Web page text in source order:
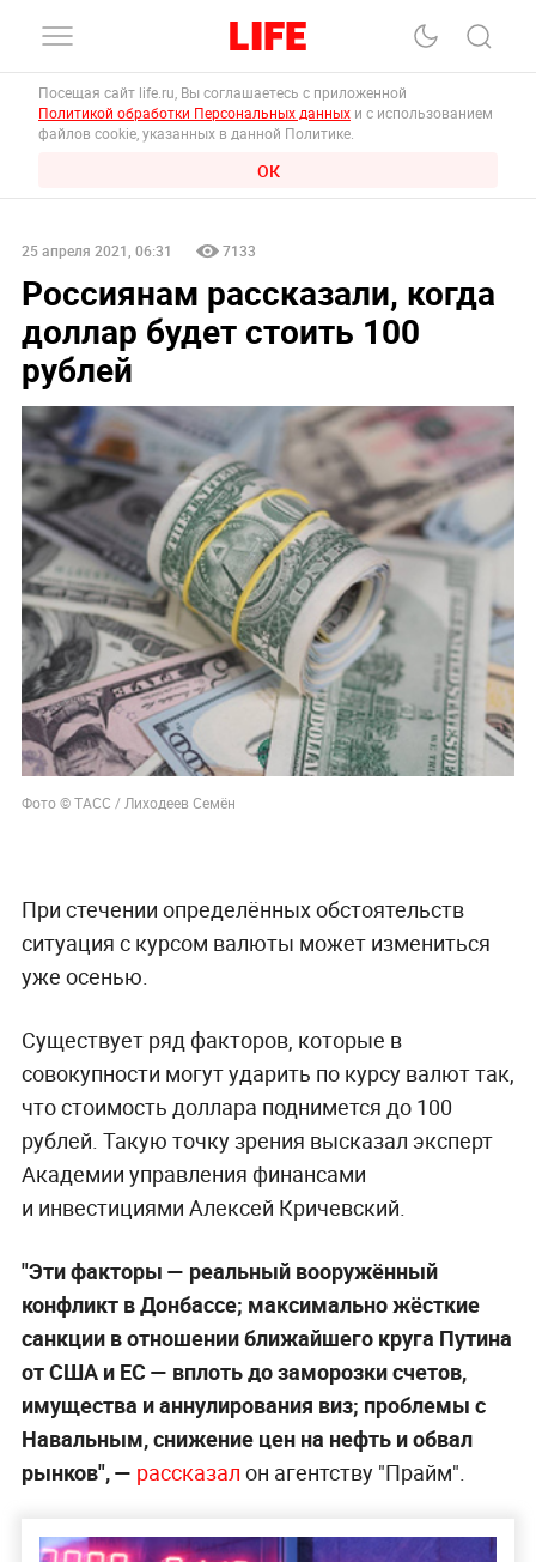
Посещая сайт life.ru, Вы соглашаетесь с приложенной
Политикой обработки Персональных данных и с использованием
файлов cookie, указанных в данной Политике.
ОК
25 апреля 2021, 06:31 7133
Россиянам рассказали, когда
доллар будет стоить 100
рублей
Фото © ТАСС / Лиходеев Семён
При стечении определённых обстоятельств
ситуация с курсом валюты может измениться
уже осенью.
Существует ряд факторов, которые в
совокупности могут ударить по курсу валют так,
что стоимость доллара поднимется до 100
рублей. Такую точку зрения высказал эксперт
Академии управления финансами
и инвестициями Алексей Кричевский.
"Эти факторы — реальный вооружённый
конфликт в Донбассе; максимально жёсткие
санкции в отношении ближайшего круга Путина
от США и ЕС — вплоть до заморозки счетов,
имущества и аннулирования виз; проблемы с
Навальным, снижение цен на нефть и обвал
рынков", — рассказал он агентству "Прайм".